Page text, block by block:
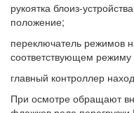
рукоятка блоиз-
положение;
переключатель режимов
соответствующем
главный контроллер
При осмотре обращают